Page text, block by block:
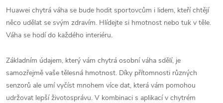
Huawei chytrá váha se bude hodit sportovcům i lidem, kteří chtějí
něco udělat se svým zdravím. Hlídejte si hmotnost nebo tuk v těle.
Váha se hodí do každého interiéru.
Základním údajem, který vám chytrá osobní váha sdělí, je
samozřejmě vaše tělesná hmotnost. Díky přítomnosti různých
senzorů ale umí vyčíst mnohem více dat, která vám pomohou
udržovat lepší životosprávu. V kombinaci s aplikací v chytrém